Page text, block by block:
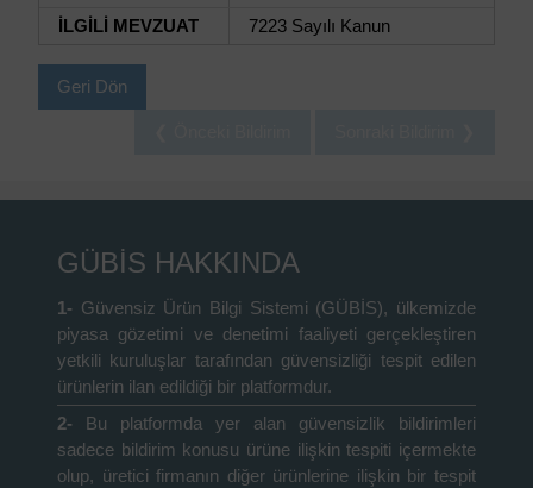
İLGİLİ MEVZUAT
7223 Sayılı Kanun
Geri Dön
GÜBİS HAKKINDA
1- Güvensiz Ürün Bilgi Sistemi (GÜBİS), ülkemizde
piyasa gözetimi ve denetimi faaliyeti gerçekleştiren
yetkili kuruluşlar tarafından güvensizliği tespit edilen
ürünlerin ilan edildiği bir platformdur.
2-
Bu platformda yer alan güvensizlik bildirimleri
sadece bildirim konusu ürüne ilişkin tespiti içermekte
olup, üretici firmanın diğer ürünlerine ilişkin bir tespit